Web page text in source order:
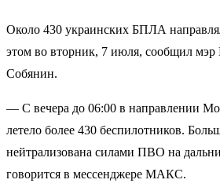
Около 430 украинских БПЛА
этом во вторник, 7 июля, сообщил
Собянин.
— С вечера до 06:00 в направлении
летело более 430 беспилотников.
нейтрализована силами ПВО на
говорится в мессенджере МАКС.